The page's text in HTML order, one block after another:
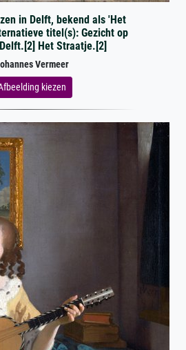
in Delft, bekend als 'Het
titel(s): Gezicht op
Het Straatje.[2]
Vermeer
kiezen